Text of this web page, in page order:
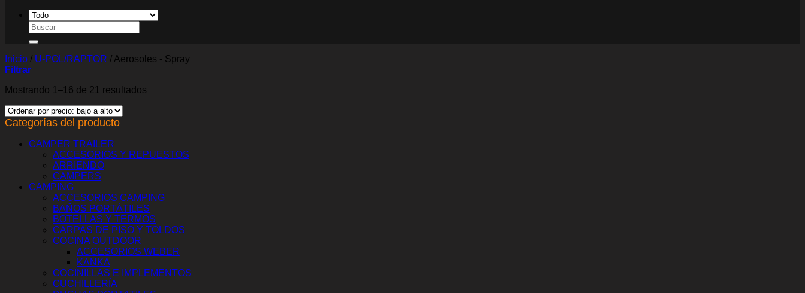
Buscar
por:
Inicio / U-POL/RAPTOR / Aerosoles - Spray
Filtrar
Mostrando 1–16 de 21 resultados
Categorías del producto
CAMPER TRAILER
ACCESORIOS Y REPUESTOS
ARRIENDO
CAMPERS
CAMPING
ACCESORIOS CAMPING
BAÑOS PORTÁTILES
BOTELLAS Y TERMOS
CARPAS DE PISO Y TOLDOS
COCINA OUTDOOR
ACCESORIOS WEBER
KANKA
COCINILLAS E IMPLEMENTOS
CUCHILLERÍA